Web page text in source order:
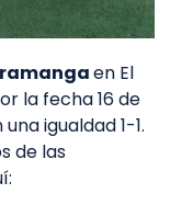
en El
la fecha 16 de
igualdad 1-1.
de las